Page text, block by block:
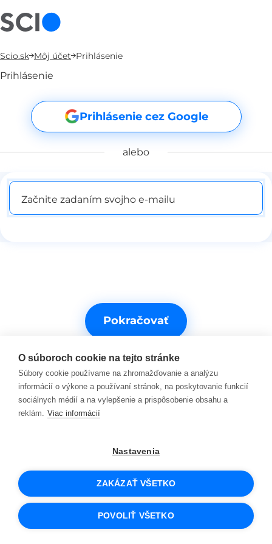
Scio.sk Môj účet Prihlásenie
Prihlásenie
Prihlásenie cez Google
alebo
Začnite zadaním svojho e-mailu
Pokračovať
Potrebujete s niečím pomôcť?
Obchodné podmienky
O súboroch cookie na tejto stránke
Súbory cookie používame na zhromažďovanie a analýzu
informácií o výkone a používaní stránok, na poskytovanie funkcií
sociálnych médií a na vylepšenie a prispôsobenie obsahu a
reklám. Viac informácií
Nastavenia
ZAKÁZAŤ VŠETKO
POVOLIŤ VŠETKO